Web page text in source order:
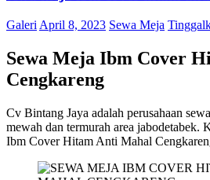
Galeri April 8, 2023 Sewa Meja
Sewa Meja Ibm Cover
Cengkareng
Cv Bintang Jaya adalah perusahaan
mewah dan termurah area jabodetabek.
Ibm Cover Hitam Anti Mahal